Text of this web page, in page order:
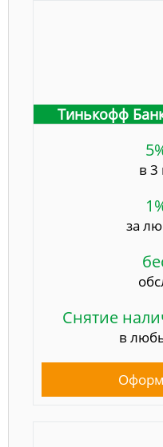
Тинькофф
в 3
за
Снятие
в